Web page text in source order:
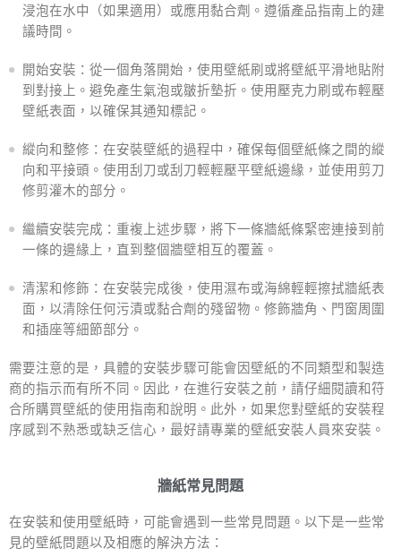
浸泡在水中（如果適用）或應用黏​​合劑。遵循產品指南上的建
議時間。
開始安裝：從一個角落開始，使用壁紙刷或將壁紙平滑地貼附
到對接上。避免產生氣泡或皺折墊折。使用壓克力刷或布輕壓
壁紙表面，以確保其通知標記。
縱向和整修：在安裝壁紙的過程中，確保每個壁紙條之間的縱
向和平接頭。使用刮刀或刮刀輕輕壓平壁紙邊緣，並使用剪刀
修剪灌木的部分。
繼續安裝完成：重複上述步驟，將下一條牆紙條緊密連接到前
一條的邊緣上，直到整個牆壁相互的覆蓋。
清潔和修飾：在安裝完成後，使用濕布或海綿輕輕擦拭牆紙表
面，以清除任何污漬或黏合劑的殘留物。修飾牆角、門窗周圍
和插座等細節部分。
需要注意的是，具體的安裝步驟可能會因壁紙的不同類型和製造
商的指示而有所不同。因此，在進行安裝之前，請仔細閱讀和符
合所購買壁紙的使用指南和說明。此外，如果您對壁紙的安裝程
序感到不熟悉或缺乏信心，最好請專業的壁紙安裝人員來安裝。
牆紙常見問題
在安裝和使用壁紙時，可能會遇到一些常見問題。以下是一些常
見的壁紙問題以及相應的解決方法：